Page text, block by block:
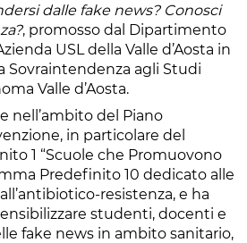
dalle fake news? Conosci
, promosso dal Dipartimento
USL della Valle d’Aosta in
Sovraintendenza agli Studi
Valle d’Aosta.
nell’ambito del Piano
in particolare del
1 “Scuole che Promuovono
Predefinito 10 dedicato alle
resistenza, e ha
studenti, docenti e
fake news in ambito sanitario,